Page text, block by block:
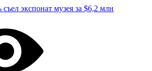
съел экспонат музея за $6,2 млн